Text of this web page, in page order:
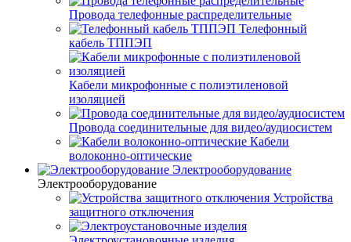
Провода телефонные распределительные
Телефонный
кабель ТППЭП
Кабели микрофонные с полиэтиленовой
изоляцией
Провода соединительные для видео/аудиосистем
Кабели
волоконно-оптические
Электрооборудование
Электрооборудование
Устройства
защитного отключения